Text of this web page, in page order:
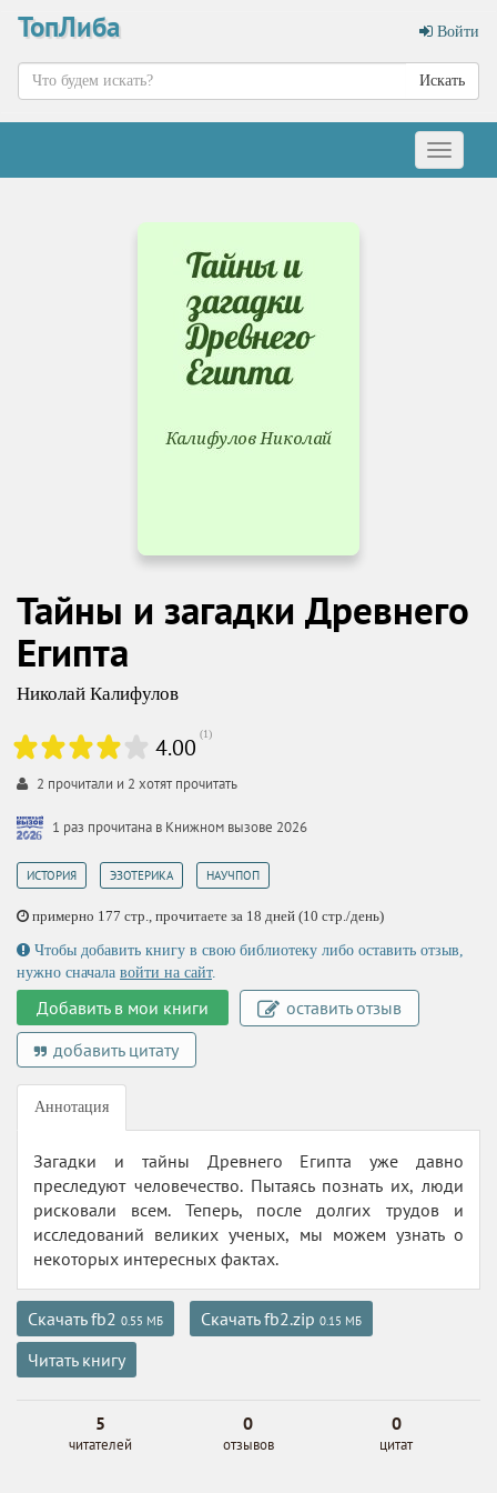
ТопЛиба Войти
Искать
Меню
Тайны и загадки Древнего
Египта
Николай Калифулов
4.00 (1)
2 прочитали и 2 хотят прочитать
1 раз прочитана в Книжном вызове 2026
ИСТОРИЯ ЭЗОТЕРИКА НАУЧПОП
примерно 177 стр., прочитаете за 18 дней (10 стр./день)
Чтобы добавить книгу в свою библиотеку либо оставить отзыв,
нужно сначала войти на сайт.
Добавить в мои книги
оставить отзыв
добавить цитату
Аннотация
Загадки и тайны Древнего Египта уже давно
преследуют человечество. Пытаясь познать их, люди
рисковали всем. Теперь, после долгих трудов и
исследований великих ученых, мы можем узнать о
некоторых интересных фактах.
Скачать fb2 0.55 МБ Скачать fb2.zip 0.15 МБ
Читать книгу
5
читателей
0
отзывов
0
цитат